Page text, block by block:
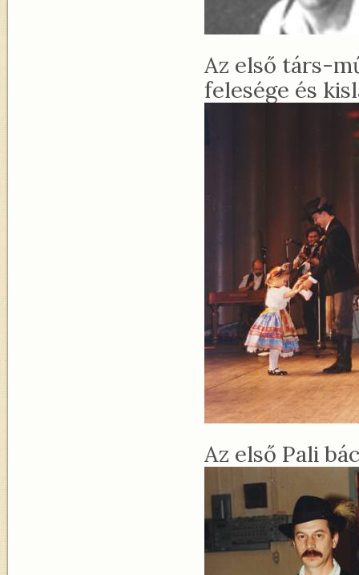
Az első társ-
felesége és
Az első Pali